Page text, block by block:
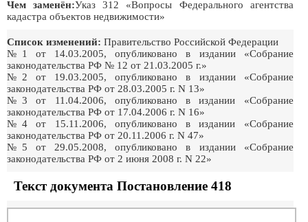
Чем заменён:Указ 312 «Вопросы Федерального агентства
кадастра объектов недвижимости»
Список изменений: Правительство Российской Федерации
№1 от 14.03.2005, опубликовано в издании «Собрание
законодательства РФ № 12 от 21.03.2005 г.»
№2 от 19.03.2005, опубликовано в издании «Собрание
законодательства РФ от 28.03.2005 г. N 13»
№3 от 11.04.2006, опубликовано в издании «Собрание
законодательства РФ от 17.04.2006 г. N 16»
№4 от 15.11.2006, опубликовано в издании «Собрание
законодательства РФ от 20.11.2006 г. N 47»
№5 от 29.05.2008, опубликовано в издании «Собрание
законодательства РФ от 2 июня 2008 г. N 22»
Текст документа Постановление 418